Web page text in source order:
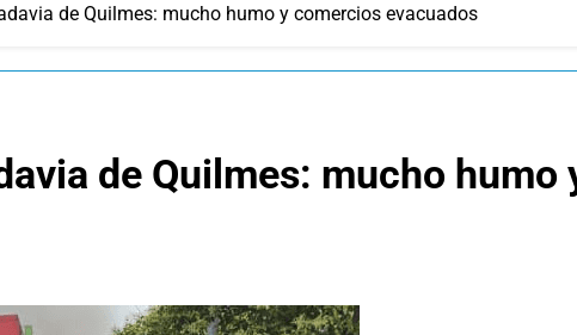
de Quilmes: mucho humo y comercios evacuados
de Quilmes: mucho humo